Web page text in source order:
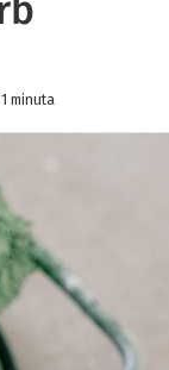
minuta